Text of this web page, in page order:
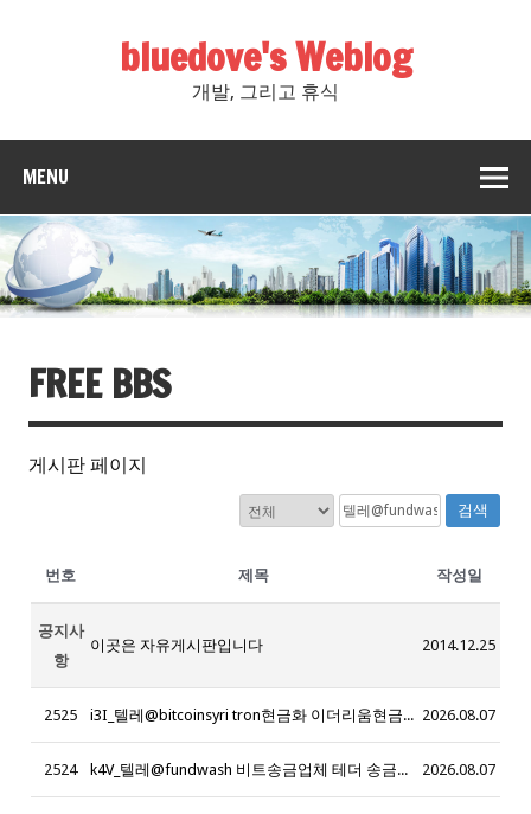
bluedove's Weblog
개발, 그리고 휴식
MENU
FREE BBS
게시판 페이지
검색
번호 제목 작성일
공지사
항
이곳은 자유게시판입니다 2014.12.25
2525 i3I_텔레@bitcoinsyri tron현금화 이더리움현금화_g1U 2026.08.07
2524 k4V_텔레@fundwash 비트송금업체 테더 송금업체_x5E 2026.08.07